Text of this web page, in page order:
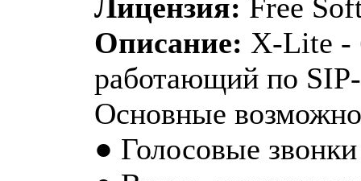
Лицензия: Free
Описание: X-Lite -
работающий по SIP-
Основные
● Голосовые